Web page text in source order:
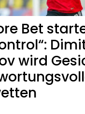
Bet
wird